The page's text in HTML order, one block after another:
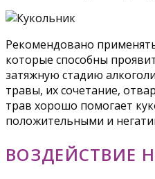
Рекомендовано
которые способны
затяжную стадию
травы, их сочетание,
трав хорошо помогает
положительными и
ВОЗДЕЙСТВИЕ